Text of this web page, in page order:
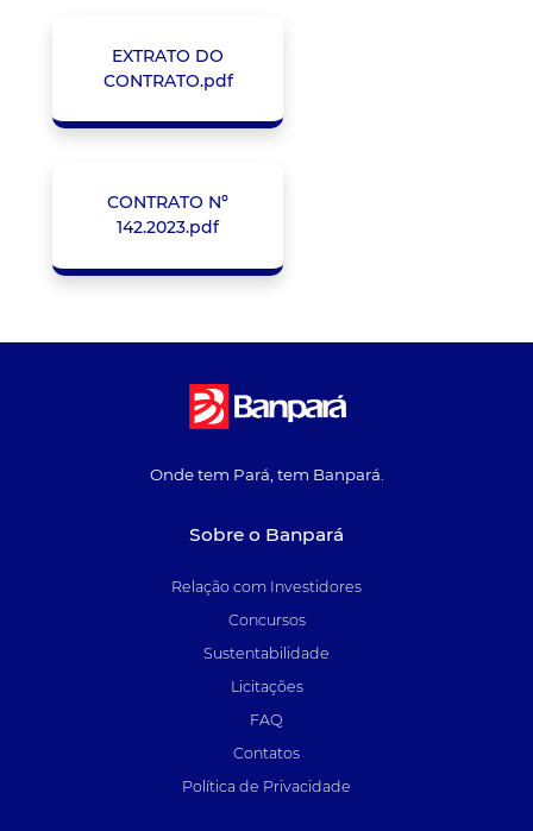
EXTRATO DO
CONTRATO.pdf
CONTRATO Nº
142.2023.pdf
Onde tem Pará, tem Banpará.
Sobre o Banpará
Relação com Investidores
Concursos
Sustentabilidade
Licitações
FAQ
Contatos
Política de Privacidade